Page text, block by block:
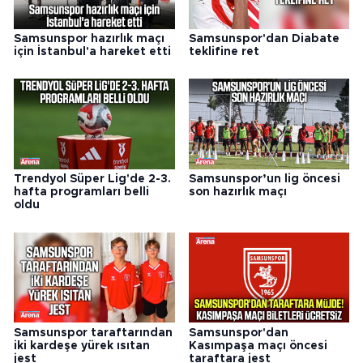
Samsunspor hazırlık maçı
için İstanbul'a hareket etti
Samsunspor'dan Diabate
teklifine ret
Trendyol Süper Lig'de 2-3.
hafta programları belli
oldu
Samsunspor’un lig öncesi
son hazırlık maçı
Samsunspor taraftarından
iki kardeşe yürek ısıtan
jest
Samsunspor'dan
Kasımpaşa maçı öncesi
taraftara jest